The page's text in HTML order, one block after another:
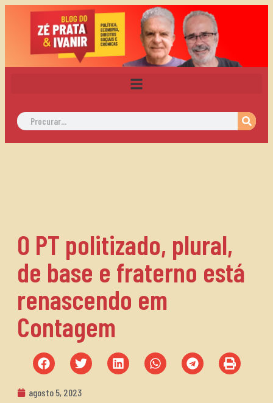
O PT politizado, plural,
de base e fraterno está
renascendo em
Contagem
agosto 5, 2023